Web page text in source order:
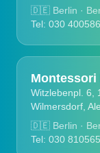
🇩🇪 Berlin ·
Tel: 030
Witzlebenpl. 6,
Wilmersdorf,
🇩🇪 Berlin ·
Tel: 030